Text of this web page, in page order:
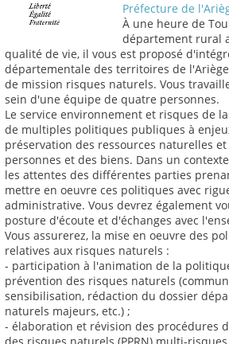
Préfecture de
À une heure de
département rural
qualité de vie, il vous est proposé
départementale des territoires de
de mission risques naturels. Vous
sein d'une équipe de quatre personnes.
Le service environnement et risques de
de multiples politiques publiques à
préservation des ressources naturelles
personnes et des biens. Dans un
les attentes des différentes parties
mettre en oeuvre ces politiques avec
administrative. Vous devrez également
posture d'écoute et d'échanges avec
Vous assurerez, la mise en oeuvre des
relatives aux risques naturels :
- participation à l'animation de la
prévention des risques naturels
sensibilisation, rédaction du dossier
naturels majeurs, etc.) ;
- élaboration et révision des procédures